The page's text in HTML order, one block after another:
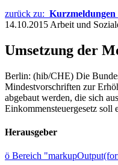
zurück zu: Kurzmeldungen
14.10.2015 Arbeit und
Umsetzung der
Berlin: (hib/CHE) Die
Mindestvorschriften zur
abgebaut werden, die sich
Einkommensteuergesetz soll
Herausgeber
ö Bereich